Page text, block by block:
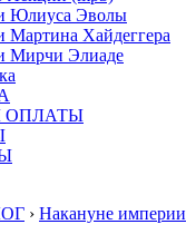
Юлиуса Эволы
Мартина Хайдеггера
Мирчи Элиаде
ОПЛАТЫ
› Накануне империи